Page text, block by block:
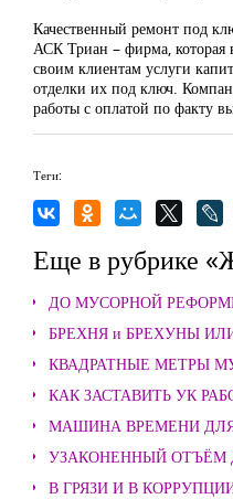
Качественный ремонт под
АСК Триан – фирма, которая
своим клиентам услуги
отделки их под ключ.
работы с оплатой по факту
Теги:
Еще в рубрике
ДО МУСОРНОЙ
БРЕХНЯ и БРЕХУНЫ
КВАДРАТНЫЕ МЕТРЫ
КАК ЗАСТАВИТЬ УК
МАШИНА ВРЕМЕНИ
УЗАКОНЕННЫЙ ОТЪЁМ
В ГРЯЗИ И В